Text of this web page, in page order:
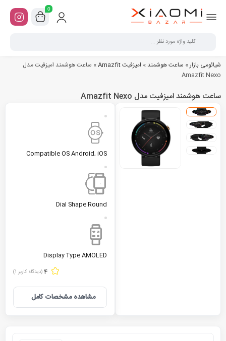
0
شیائومی بازار» ساعت هوشمند » امیزفیت Amazfit » ساعت هوشمند امیزفیت مدل
Amazfit Nexo
ساعت هوشمند امیزفیت مدل Amazfit Nexo
Compatible OSAndroid, iOS
Dial ShapeRound
Display TypeAMOLED
4(دیدگاه کاربر 1
)
مشاهده مشخصات کامل